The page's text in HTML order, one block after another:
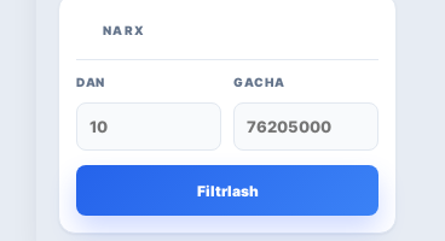
Kaspersky
Microsoft 13
NARX
DAN GACHA
Filtrlash